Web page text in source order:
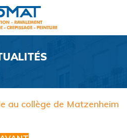
au collège de Matzenheim